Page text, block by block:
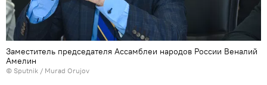
Заместитель председателя Ассамблеи народов России Веналий
Амелин
© Sputnik / Murad Orujov